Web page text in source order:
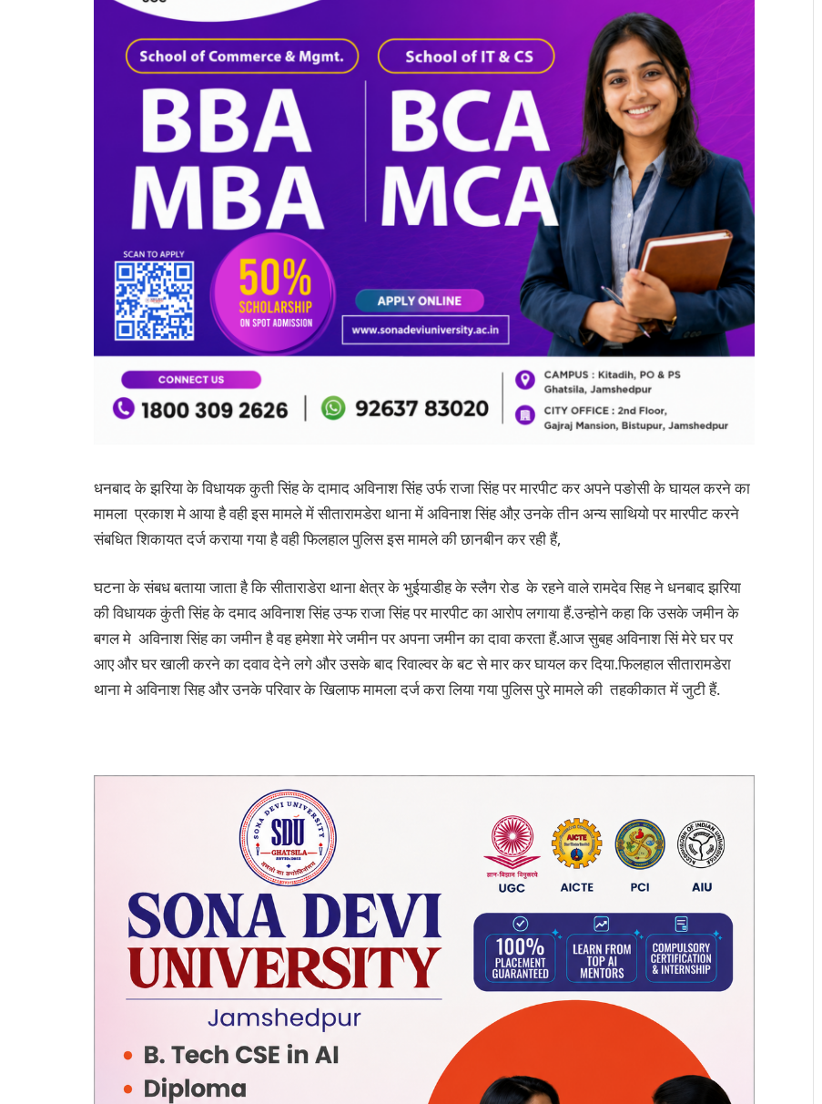
धनबाद के झरिया के विधायक कुती सिंह के दामाद अविनाश सिंह उर्फ राजा सिंह पर मारपीट कर अपने पङोसी के घायल करने का
मामला प्रकाश मे आया है वही इस मामले में सीतारामडेरा थाना में अविनाश सिंह औऱ उनके तीन अन्य साथियो पर मारपीट करने
संबधित शिकायत दर्ज कराया गया है वही फिलहाल पुलिस इस मामले की छानबीन कर रही हैं,
घटना के संबध बताया जाता है कि सीताराडेरा थाना क्षेत्र के भुईयाडीह के स्लैग रोड के रहने वाले रामदेव सिह ने धनबाद झरिया
की विधायक कुंती सिंह के दमाद अविनाश सिंह उऱ्फ राजा सिंह पर मारपीट का आरोप लगाया हैं.उन्होने कहा कि उसके जमीन के
बगल मे अविनाश सिंह का जमीन है वह हमेशा मेरे जमीन पर अपना जमीन का दावा करता हैं.आज सुबह अविनाश सिं मेरे घर पर
आए और घर खाली करने का दवाव देने लगे और उसके बाद रिवाल्वर के बट से मार कर घायल कर दिया.फिलहाल सीतारामडेरा
थाना मे अविनाश सिह और उनके परिवार के खिलाफ मामला दर्ज करा लिया गया पुलिस पुरे मामले की तहकीकात में जुटी हैं.